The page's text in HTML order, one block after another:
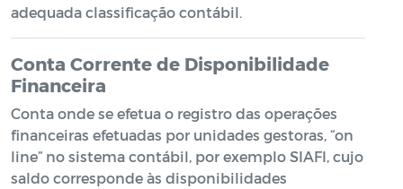
adequada classificação contábil.
Conta Corrente de Disponibilidade
Financeira
Conta onde se efetua o registro das operações
financeiras efetuadas por unidades gestoras, “on
line” no sistema contábil, por exemplo SIAFI, cujo
saldo corresponde às disponibilidades